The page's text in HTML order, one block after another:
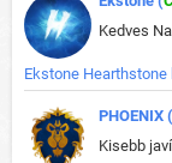
Kedves
Ekstone Hearthstone
PHOENIX (
Kisebb